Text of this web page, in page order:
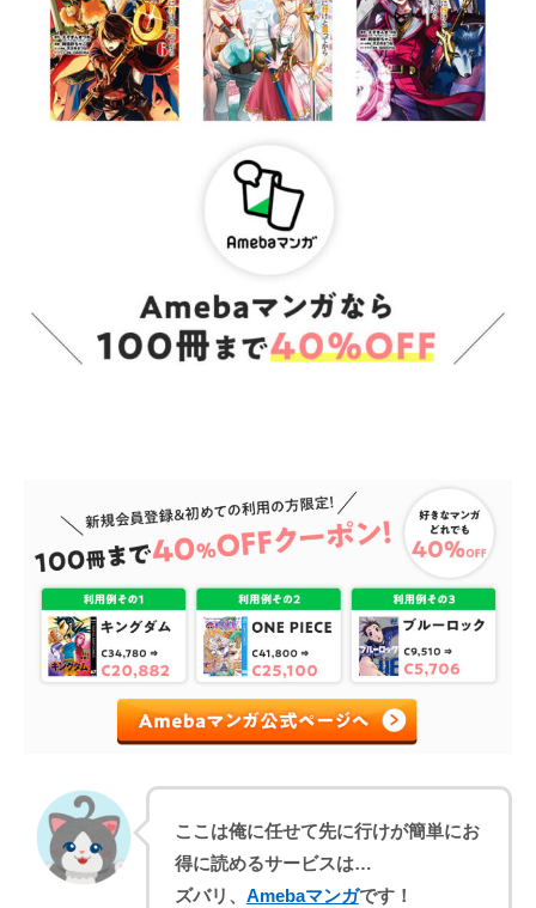
ここは俺に任せて先に行けが簡単にお
得に読めるサービスは…
ズバリ、 Amebaマンガです！